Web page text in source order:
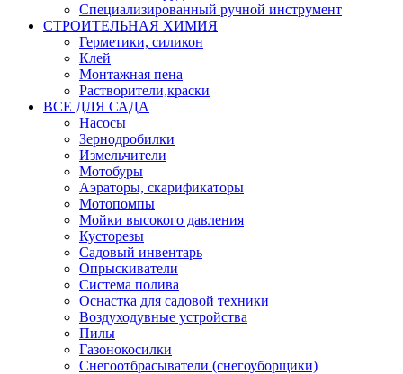
Специализированный ручной инструмент
СТРОИТЕЛЬНАЯ ХИМИЯ
Герметики, силикон
Клей
Монтажная пена
Растворители,краски
ВСЕ ДЛЯ САДА
Насосы
Зернодробилки
Измельчители
Мотобуры
Аэраторы, скарификаторы
Мотопомпы
Мойки высокого давления
Кусторезы
Садовый инвентарь
Опрыскиватели
Система полива
Оснастка для садовой техники
Воздуходувные устройства
Пилы
Газонокосилки
Снегоотбрасыватели (снегоуборщики)